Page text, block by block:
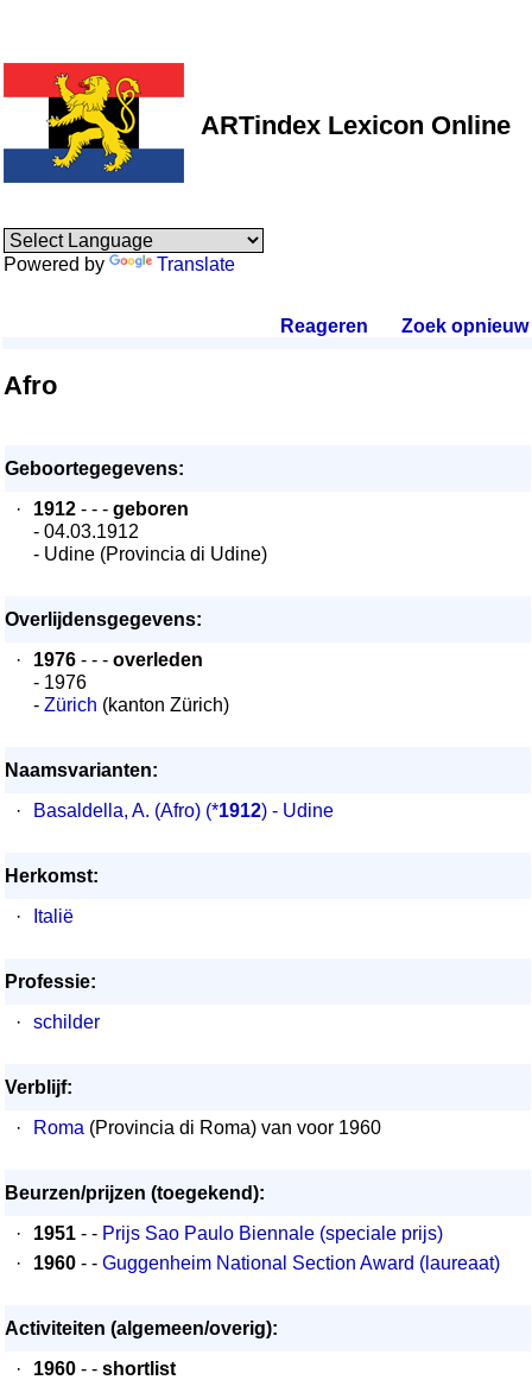
ARTindex Lexicon Online
Powered by Translate
Reageren Zoek opnieuw.
Afro
Geboortegegevens:
·
1912 - - - geboren
- 04.03.1912
- Udine (Provincia di Udine)
Overlijdensgegevens:
·
1976 - - - overleden
- 1976
- Zürich (kanton Zürich)
Naamsvarianten:
·
Basaldella, A. (Afro) (*1912) - Udine
Herkomst:
·
Italië
Professie:
·
schilder
Verblijf:
·
Roma (Provincia di Roma) van voor 1960
Beurzen/prijzen (toegekend):
·
1951 - - Prijs Sao Paulo Biennale (speciale prijs)
·
1960 - - Guggenheim National Section Award (laureaat)
Activiteiten (algemeen/overig):
·
1960 - - shortlist